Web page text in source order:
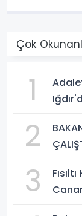
Çok
1
2
Yeni
3